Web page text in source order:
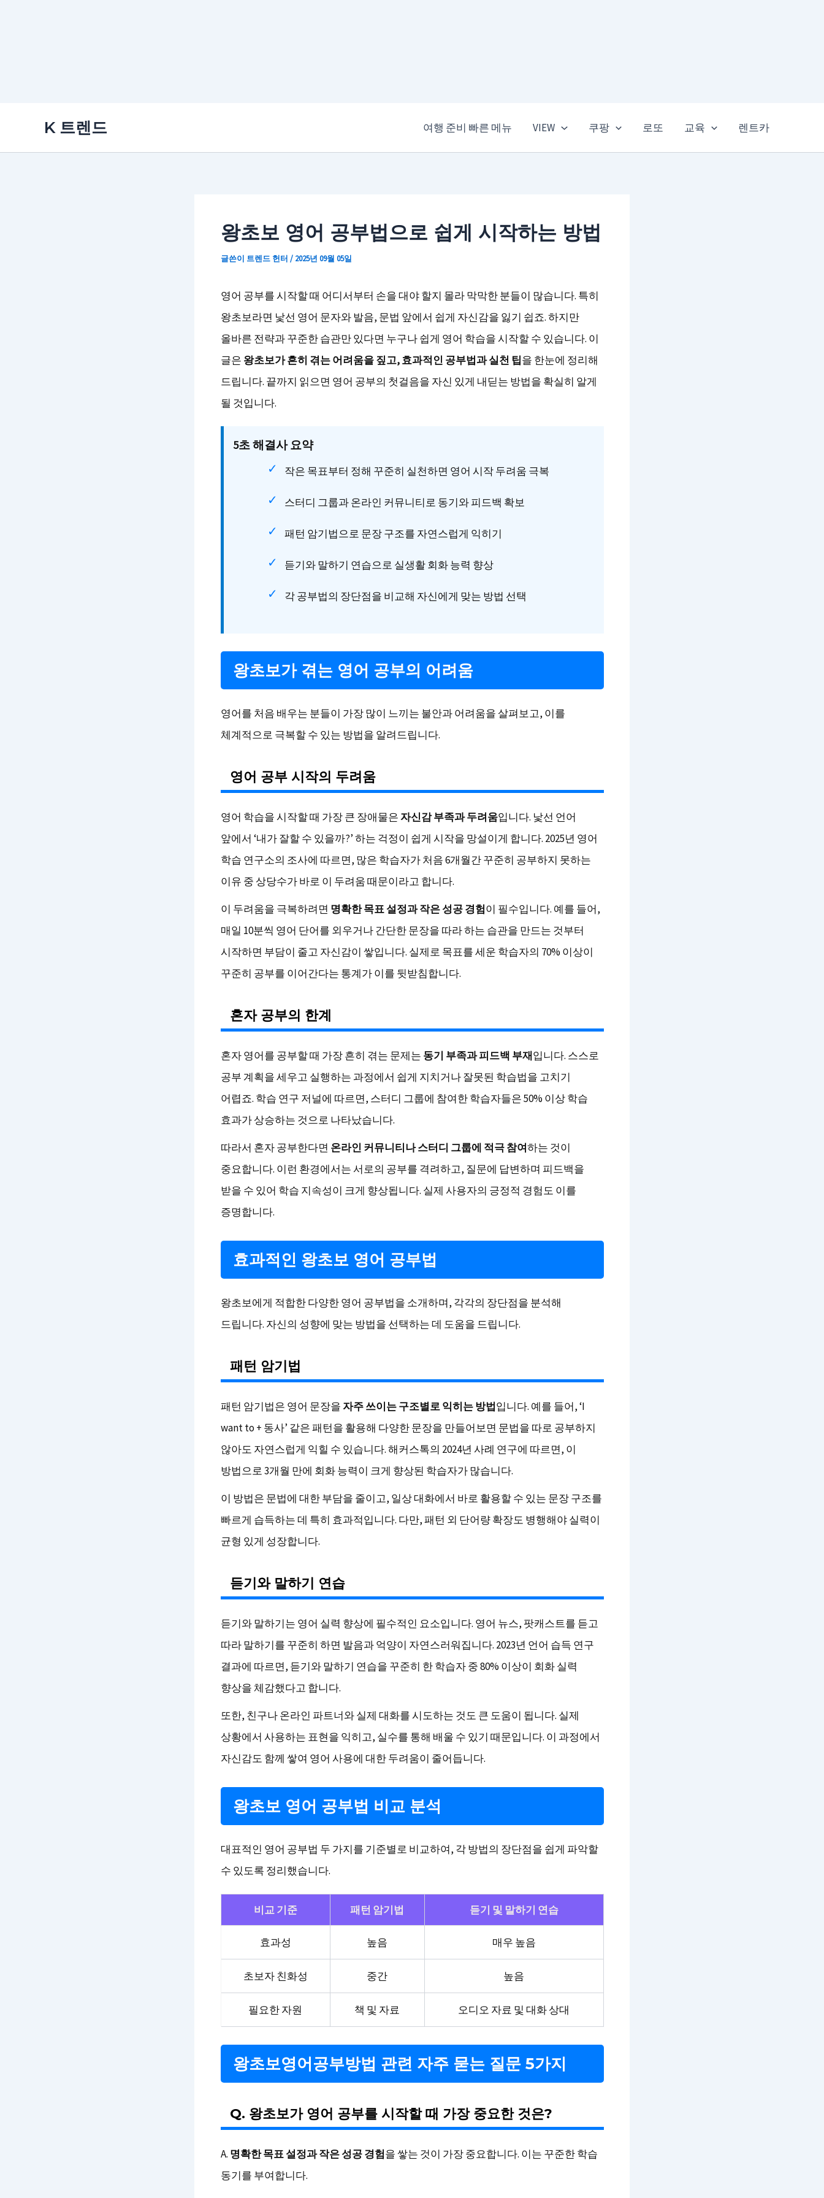
K 트렌드 여행 준비 빠른 메뉴 VIEW 쿠팡 로또 교육 렌트카
왕초보 영어 공부법으로 쉽게 시작하는 방법
글쓴이 트렌드 헌터 / 2025년 09월 05일
영어 공부를 시작할 때 어디서부터 손을 대야 할지 몰라 막막한 분들이 많습니다. 특히
왕초보라면 낯선 영어 문자와 발음, 문법 앞에서 쉽게 자신감을 잃기 쉽죠. 하지만
올바른 전략과 꾸준한 습관만 있다면 누구나 쉽게 영어 학습을 시작할 수 있습니다. 이
글은 왕초보가 흔히 겪는 어려움을 짚고, 효과적인 공부법과 실천 팁을 한눈에 정리해
드립니다. 끝까지 읽으면 영어 공부의 첫걸음을 자신 있게 내딛는 방법을 확실히 알게
될 것입니다.
5초 해결사 요약
작은 목표부터 정해 꾸준히 실천하면 영어 시작 두려움 극복
스터디 그룹과 온라인 커뮤니티로 동기와 피드백 확보
패턴 암기법으로 문장 구조를 자연스럽게 익히기
듣기와 말하기 연습으로 실생활 회화 능력 향상
각 공부법의 장단점을 비교해 자신에게 맞는 방법 선택
왕초보가 겪는 영어 공부의 어려움
영어를 처음 배우는 분들이 가장 많이 느끼는 불안과 어려움을 살펴보고, 이를
체계적으로 극복할 수 있는 방법을 알려드립니다.
영어 공부 시작의 두려움
영어 학습을 시작할 때 가장 큰 장애물은 자신감 부족과 두려움입니다. 낯선 언어
앞에서 ‘내가 잘할 수 있을까?’ 하는 걱정이 쉽게 시작을 망설이게 합니다. 2025년 영어
학습 연구소의 조사에 따르면, 많은 학습자가 처음 6개월간 꾸준히 공부하지 못하는
이유 중 상당수가 바로 이 두려움 때문이라고 합니다.
이 두려움을 극복하려면 명확한 목표 설정과 작은 성공 경험이 필수입니다. 예를 들어,
매일 10분씩 영어 단어를 외우거나 간단한 문장을 따라 하는 습관을 만드는 것부터
시작하면 부담이 줄고 자신감이 쌓입니다. 실제로 목표를 세운 학습자의 70% 이상이
꾸준히 공부를 이어간다는 통계가 이를 뒷받침합니다.
혼자 공부의 한계
혼자 영어를 공부할 때 가장 흔히 겪는 문제는 동기 부족과 피드백 부재입니다. 스스로
공부 계획을 세우고 실행하는 과정에서 쉽게 지치거나 잘못된 학습법을 고치기
어렵죠. 학습 연구 저널에 따르면, 스터디 그룹에 참여한 학습자들은 50% 이상 학습
효과가 상승하는 것으로 나타났습니다.
따라서 혼자 공부한다면 온라인 커뮤니티나 스터디 그룹에 적극 참여하는 것이
중요합니다. 이런 환경에서는 서로의 공부를 격려하고, 질문에 답변하며 피드백을
받을 수 있어 학습 지속성이 크게 향상됩니다. 실제 사용자의 긍정적 경험도 이를
증명합니다.
효과적인 왕초보 영어 공부법
왕초보에게 적합한 다양한 영어 공부법을 소개하며, 각각의 장단점을 분석해
드립니다. 자신의 성향에 맞는 방법을 선택하는 데 도움을 드립니다.
패턴 암기법
패턴 암기법은 영어 문장을 자주 쓰이는 구조별로 익히는 방법입니다. 예를 들어, ‘I
want to + 동사’ 같은 패턴을 활용해 다양한 문장을 만들어보면 문법을 따로 공부하지
않아도 자연스럽게 익힐 수 있습니다. 해커스톡의 2024년 사례 연구에 따르면, 이
방법으로 3개월 만에 회화 능력이 크게 향상된 학습자가 많습니다.
이 방법은 문법에 대한 부담을 줄이고, 일상 대화에서 바로 활용할 수 있는 문장 구조를
빠르게 습득하는 데 특히 효과적입니다. 다만, 패턴 외 단어량 확장도 병행해야 실력이
균형 있게 성장합니다.
듣기와 말하기 연습
듣기와 말하기는 영어 실력 향상에 필수적인 요소입니다. 영어 뉴스, 팟캐스트를 듣고
따라 말하기를 꾸준히 하면 발음과 억양이 자연스러워집니다. 2023년 언어 습득 연구
결과에 따르면, 듣기와 말하기 연습을 꾸준히 한 학습자 중 80% 이상이 회화 실력
향상을 체감했다고 합니다.
또한, 친구나 온라인 파트너와 실제 대화를 시도하는 것도 큰 도움이 됩니다. 실제
상황에서 사용하는 표현을 익히고, 실수를 통해 배울 수 있기 때문입니다. 이 과정에서
자신감도 함께 쌓여 영어 사용에 대한 두려움이 줄어듭니다.
왕초보 영어 공부법 비교 분석
대표적인 영어 공부법 두 가지를 기준별로 비교하여, 각 방법의 장단점을 쉽게 파악할
수 있도록 정리했습니다.
비교 기준 패턴 암기법 듣기 및 말하기 연습
효과성 높음 매우 높음
초보자 친화성 중간 높음
필요한 자원 책 및 자료 오디오 자료 및 대화 상대
왕초보영어공부방법 관련 자주 묻는 질문 5가지
Q. 왕초보가 영어 공부를 시작할 때 가장 중요한 것은?
A. 명확한 목표 설정과 작은 성공 경험을 쌓는 것이 가장 중요합니다. 이는 꾸준한 학습
동기를 부여합니다.